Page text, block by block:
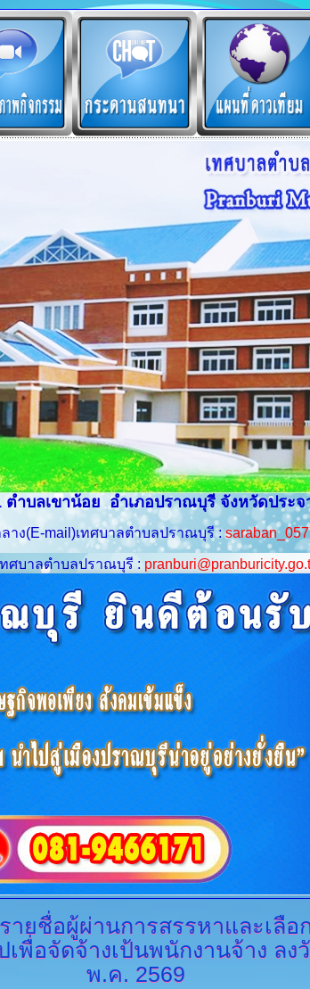
ำบลเขาน้อย อำเภอปราณบุรี จังหวัดประจ
าง(E-mail )เทศบาลตำบลปราณบุรี :
ทศบาลตำบลปราณบุรี :
ายชื่อผู้ผ่านการสรรหาและเลือ
พื่อจัดจ้างเป้นพนักงานจ้าง ลง
พ.ค. 2569